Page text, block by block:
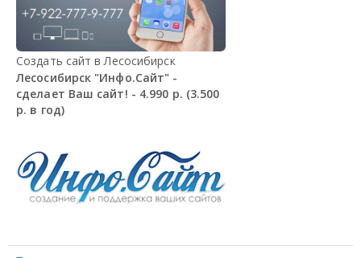
Создать сайт в Лесосибирск
Лесосибирск "Инфо.Сайт" -
сделает Ваш сайт! - 4.990 р. (3.500
р. в год)